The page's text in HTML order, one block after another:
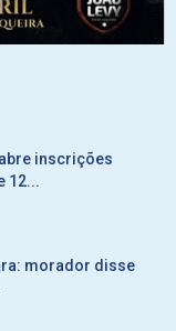
inscrições
12...
morador disse